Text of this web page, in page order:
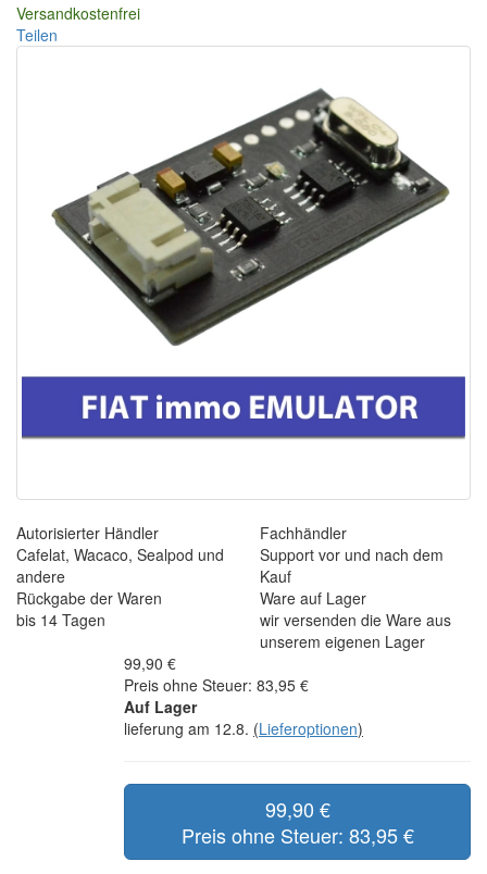
Versandkostenfrei
Teilen
Autorisierter Händler
Cafelat, Wacaco, Sealpod und
andere
Fachhändler
Support vor und nach dem
Kauf
Rückgabe der Waren
bis 14 Tagen
Ware auf Lager
wir versenden die Ware aus
unserem eigenen Lager
99,90 €
Preis ohne Steuer: 83,95 €
Auf Lager
lieferung am 12.8. (Lieferoptionen)
99,90 €
Preis ohne Steuer: 83,95 €